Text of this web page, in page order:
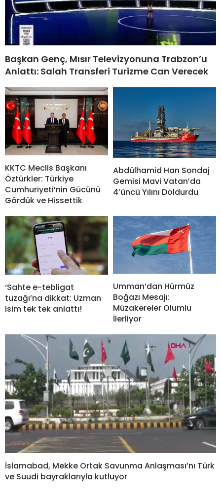
Başkan Genç, Mısır Televizyonuna Trabzon’u
Anlattı: Salah Transferi Turizme Can Verecek
KKTC Meclis Başkanı
Öztürkler: Türkiye
Cumhuriyeti’nin Gücünü
Gördük ve Hissettik
Abdülhamid Han Sondaj
Gemisi Mavi Vatan’da
4’üncü Yılını Doldurdu
‘Sahte e-tebligat
tuzağı’na dikkat: Uzman
isim tek tek anlattı!
Umman’dan Hürmüz
Boğazı Mesajı:
Müzakereler Olumlu
İlerliyor
İslamabad, Mekke Ortak Savunma Anlaşması’nı Türk
ve Suudi bayraklarıyla kutluyor